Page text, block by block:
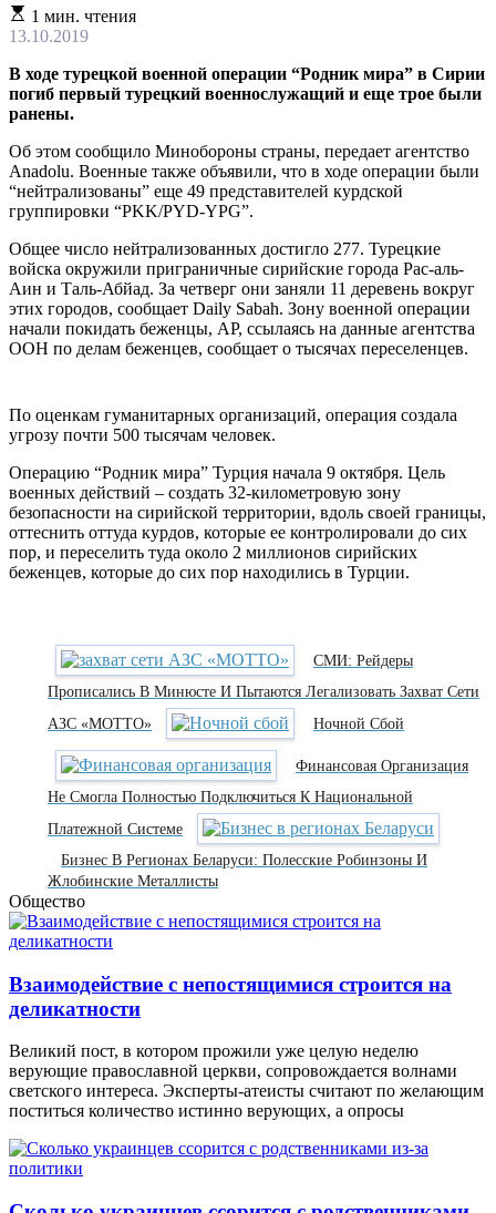
Расчетное
время
1 мин. чтения
13.10.2019
В ходе турецкой военной операции “Родник мира” в Сирии
погиб первый турецкий военнослужащий и еще трое были
ранены.
Об этом сообщило Минобороны страны, передает агентство
Anadolu. Военные также объявили, что в ходе операции были
“нейтрализованы” еще 49 представителей курдской
группировки “PKK/PYD-YPG”.
Общее число нейтрализованных достигло 277. Турецкие
войска окружили приграничные сирийские города Рас-аль-
Аин и Таль-Абйад. За четверг они заняли 11 деревень вокруг
этих городов, сообщает Daily Sabah. Зону военной операции
начали покидать беженцы, АР, ссылаясь на данные агентства
ООН по делам беженцев, сообщает о тысячах переселенцев.
По оценкам гуманитарных организаций, операция создала
угрозу почти 500 тысячам человек.
Операцию “Родник мира” Турция начала 9 октября. Цель
военных действий – создать 32-километровую зону
безопасности на сирийской территории, вдоль своей границы,
оттеснить оттуда курдов, которые ее контролировали до сих
пор, и переселить туда около 2 миллионов сирийских
беженцев, которые до сих пор находились в Турции.
СМИ: Рейдеры
Прописались В Минюсте И Пытаются Легализовать Захват Сети
АЗС «МОТТО»
Ночной Сбой
Финансовая Организация
Не Смогла Полностью Подключиться К Национальной
Платежной Системе
Бизнес В Регионах Беларуси: Полесские Робинзоны И
Жлобинские Металлисты
Общество
Взаимодействие с непостящимися строится на
деликатности
Великий пост, в котором прожили уже целую неделю
верующие православной церкви, сопровождается волнами
светского интереса. Эксперты-атеисты считают по желающим
поститься количество истинно верующих, а опросы